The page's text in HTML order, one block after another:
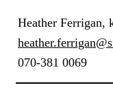
Heather Ferrigan,
070-381 0069